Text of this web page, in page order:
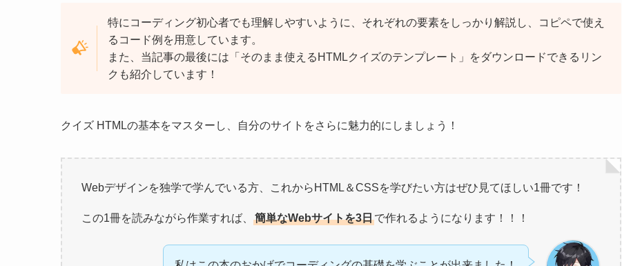
特にコーディング初心者でも理解しやすいように、それぞれの要素をしっかり解説し、コピペで使え
るコード例を用意しています。
また、当記事の最後には「そのまま使えるHTMLクイズのテンプレート」をダウンロードできるリン
クも紹介しています！
クイズ HTMLの基本をマスターし、自分のサイトをさらに魅力的にしましょう！
Webデザインを独学で学んでいる方、これからHTML＆CSSを学びたい方はぜひ見てほしい1冊です！
この1冊を読みながら作業すれば、 簡単なWebサイトを3日で作れるようになります！！！